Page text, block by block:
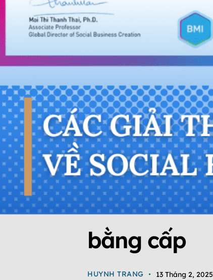
bằng cấp
HUYNH TRANG 13 Tháng 2, 2025